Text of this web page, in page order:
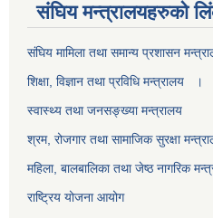
स‌ंघिय मन्त्रालयहरुको
स‌ंघिय मामिला तथा समान्य प्रशासन
शिक्षा, विज्ञान तथा प्रविधि मन्त्रालय ।
स्वास्थ्य तथा जनसङ्ख्या मन्त्रालय
श्रम, रोजगार तथा सामाजिक सुरक्षा
महिला, बालबालिका तथा जेष्ठ नागरिक
राष्ट्रिय योजना आयोग